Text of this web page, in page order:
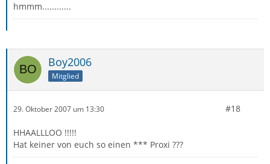
hmmm............
Boy2006
Mitglied
29. Oktober 2007 um 13:30 #18
HHAALLLOO !!!!!
Hat keiner von euch so einen *** Proxi ???